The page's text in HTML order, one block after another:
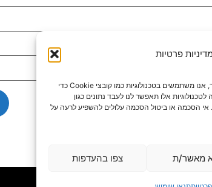
פרטיות
כדי לספק את חוויות המשתמש הטובות ביותר, אנו משתמשים בטכנולוגיות כמו קובצי Cookie כדי
אלו תאפשר לנו לעבד נתונים כגון
אי הסכמה או ביטול הסכמה עלולים להשפיע לרעה על
מאשר/ת צפו בהעדפות